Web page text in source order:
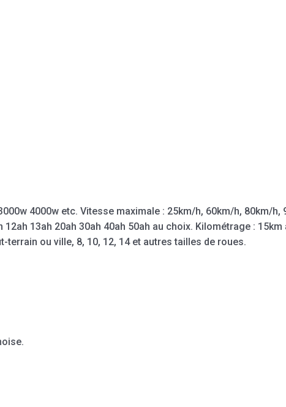
4000w etc. Vitesse maximale : 25km/h, 60km/h, 80km/h,
13ah 20ah 30ah 40ah 50ah au choix. Kilométrage : 15km
ou ville, 8, 10, 12, 14 et autres tailles de roues.